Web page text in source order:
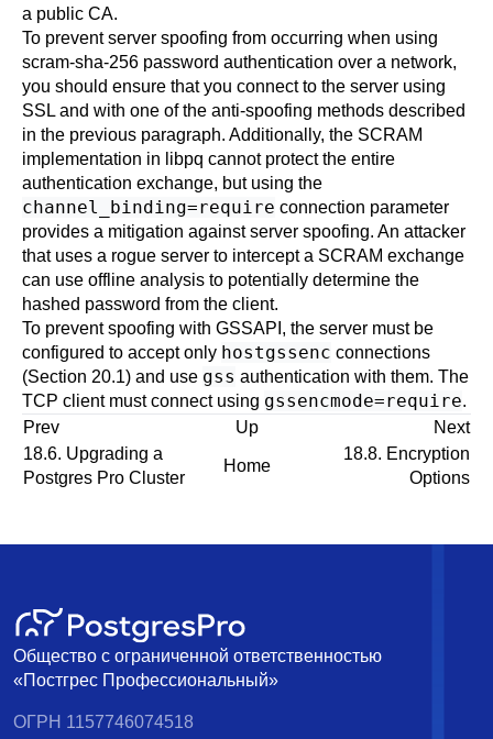
a public CA.
To prevent server spoofing from occurring when using
scram-sha-256 password authentication over a network,
you should ensure that you connect to the server using
SSL and with one of the anti-spoofing methods described
in the previous paragraph. Additionally, the SCRAM
implementation in libpq cannot protect the entire
authentication exchange, but using the
channel_binding=require connection parameter
provides a mitigation against server spoofing. An attacker
that uses a rogue server to intercept a SCRAM exchange
can use offline analysis to potentially determine the
hashed password from the client.
To prevent spoofing with GSSAPI, the server must be
configured to accept only hostgssenc connections
(Section 20.1) and use gss authentication with them. The
TCP client must connect using gssencmode=require.
Prev
Up
Next
18.6. Upgrading a
Postgres Pro Cluster
Home
18.8. Encryption
Options
Общество с ограниченной ответственностью
«Постгрес Профессиональный»
ОГРН 1157746074518